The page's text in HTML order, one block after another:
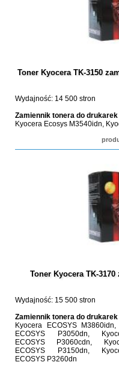
Toner Kyocera TK-3150
Wydajność: 14 500 stron
Zamiennik tonera do
Kyocera Ecosys M3540idn,
Toner Kyocera TK-
Wydajność: 15 500 stron
Zamiennik tonera do
Kyocera ECOSYS
ECOSYS P3050dn,
ECOSYS P3060cdn,
ECOSYS P3150dn,
ECOSYS P3260dn